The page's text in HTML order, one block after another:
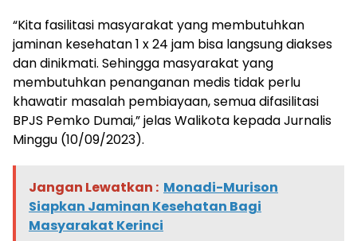
“Kita fasilitasi masyarakat yang membutuhkan
jaminan kesehatan 1 x 24 jam bisa langsung diakses
dan dinikmati. Sehingga masyarakat yang
membutuhkan penanganan medis tidak perlu
khawatir masalah pembiayaan, semua difasilitasi
BPJS Pemko Dumai,” jelas Walikota kepada Jurnalis
Minggu (10/09/2023).
Jangan Lewatkan : Monadi-Murison
Siapkan Jaminan Kesehatan Bagi
Masyarakat Kerinci